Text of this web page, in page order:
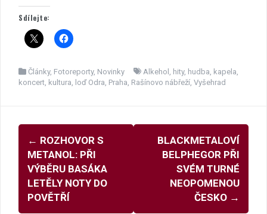
Sdílejte:
Články, Fotoreporty, Novinky Alkehol hity, hudba kapela
koncert kultura loď Odra Praha Rašínovo nábřeží Vyšehrad
Navigace
pro
příspěvky
← ROZHOVOR S
METANOL: PŘI
VÝBĚRU BASÁKA
LETĚLY NOTY DO
POVĚTŘÍ
BLACKMETALOVÍ
BELPHEGOR PŘI
SVÉM TURNÉ
NEOPOMENOU
ČESKO →